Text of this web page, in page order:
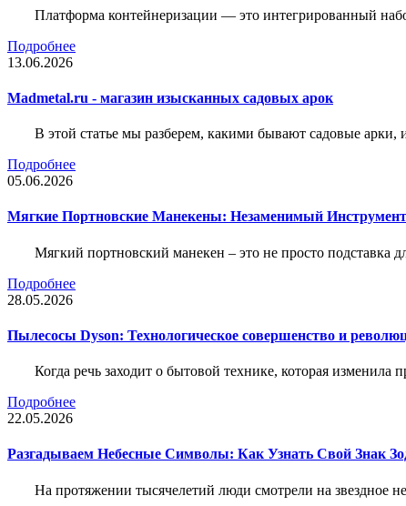
Платформа контейнеризации — это интегрированный
Подробнее
13.06.2026
Madmetal.ru - магазин изысканных садовых арок
В этой статье мы разберем, какими бывают садовые арки,
Подробнее
05.06.2026
Мягкие Портновские Манекены: Незаменимый
Мягкий портновский манекен – это не просто
Подробнее
28.05.2026
Пылесосы Dyson: Технологическое совершенство и
Когда речь заходит о бытовой технике, которая
Подробнее
22.05.2026
Разгадываем Небесные Символы: Как Узнать Свой Знак
На протяжении тысячелетий люди смотрели на звездное